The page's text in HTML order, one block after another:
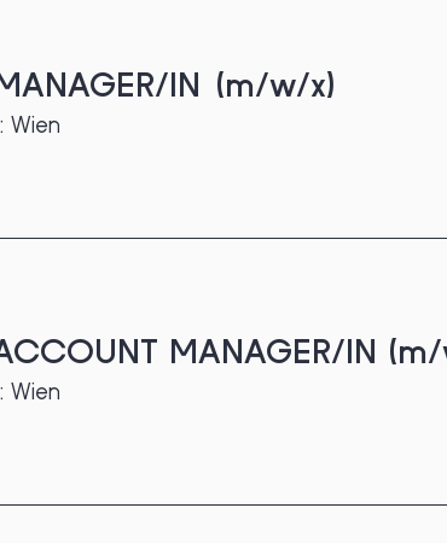
IN (m/w/x)
Wien
MANAGER/IN
Wien